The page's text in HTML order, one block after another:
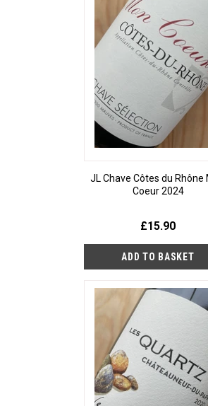
JL Chave Côtes du Rhône
Coeur 2024
£15.90